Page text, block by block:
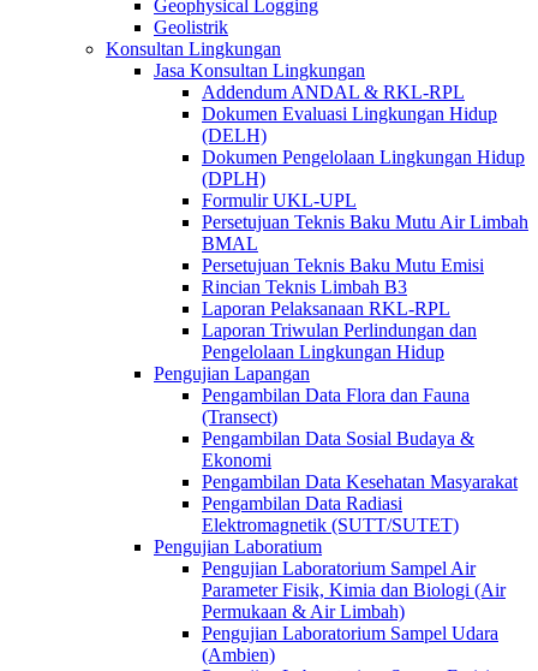
Geophysical Logging
Geolistrik
Konsultan Lingkungan
Jasa Konsultan Lingkungan
Addendum ANDAL & RKL-RPL
Dokumen Evaluasi Lingkungan Hidup
(DELH)
Dokumen Pengelolaan Lingkungan Hidup
(DPLH)
Formulir UKL-UPL
Persetujuan Teknis Baku Mutu Air Limbah
BMAL
Persetujuan Teknis Baku Mutu Emisi
Rincian Teknis Limbah B3
Laporan Pelaksanaan RKL-RPL
Laporan Triwulan Perlindungan dan
Pengelolaan Lingkungan Hidup
Pengujian Lapangan
Pengambilan Data Flora dan Fauna
(Transect)
Pengambilan Data Sosial Budaya &
Ekonomi
Pengambilan Data Kesehatan Masyarakat
Pengambilan Data Radiasi
Elektromagnetik (SUTT/SUTET)
Pengujian Laboratium
Pengujian Laboratorium Sampel Air
Parameter Fisik, Kimia dan Biologi (Air
Permukaan & Air Limbah)
Pengujian Laboratorium Sampel Udara
(Ambien)